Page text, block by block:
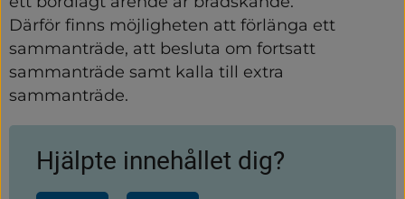
Därför finns möjligheten att förlänga ett
sammanträde, att besluta om fortsatt
sammanträde samt kalla till extra
sammanträde.
Hjälpte innehållet dig?